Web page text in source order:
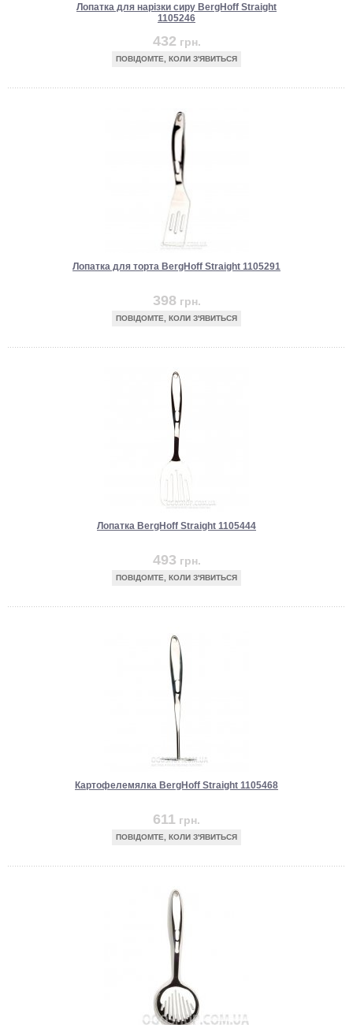
Лопатка для нарізки сиру BergHoff Straight
1105246
432 грн.
ПОВІДОМТЕ, КОЛИ З'ЯВИТЬСЯ
Лопатка для торта BergHoff Straight 1105291
398 грн.
ПОВІДОМТЕ, КОЛИ З'ЯВИТЬСЯ
Лопатка BergHoff Straight 1105444
493 грн.
ПОВІДОМТЕ, КОЛИ З'ЯВИТЬСЯ
Картофелемялка BergHoff Straight 1105468
611 грн.
ПОВІДОМТЕ, КОЛИ З'ЯВИТЬСЯ